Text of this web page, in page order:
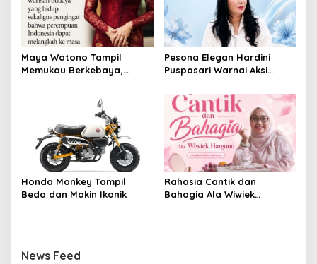
Maya Watono Tampil
Memukau Berkebaya,
di Hari Kebaya Nasional
Pesona Elegan Hardini
Puspasari Warnai Aksi
Semangat “Satu Kantong
Darah, Sejuta Harapan”
Honda Monkey Tampil
Beda dan Makin Ikonik
Rahasia Cantik dan
Bahagia Ala Wiwiek
News Feed